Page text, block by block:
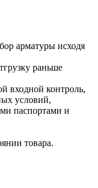
арматуры исходя
раньше
входной контроль,
условий,
паспортами и
товара.